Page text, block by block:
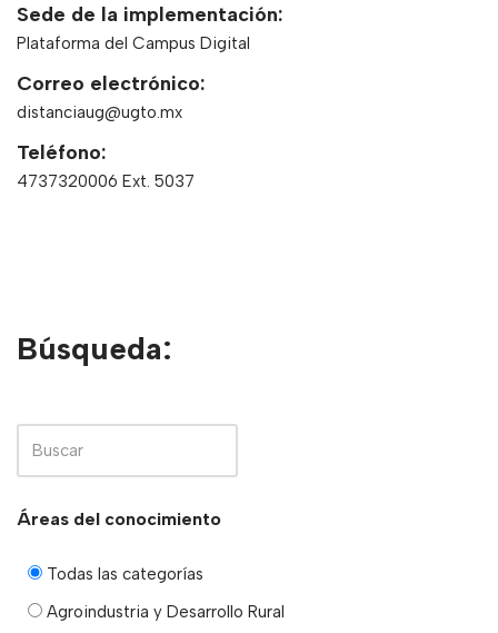
Sede de la implementación:
Plataforma del Campus Digital
Correo electrónico:
distanciaug@ugto.mx
Teléfono:
4737320006 Ext. 5037
Búsqueda:
Áreas del conocimiento
Todas las categorías
Agroindustria y Desarrollo Rural